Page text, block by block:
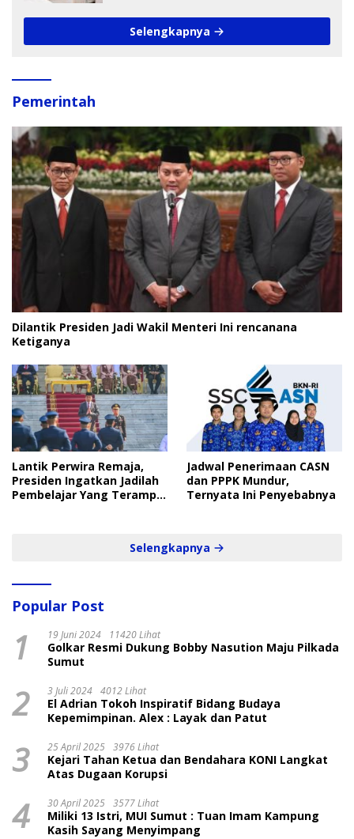
Selengkapnya
Pemerintah
Dilantik Presiden Jadi Wakil Menteri Ini rencanana
Ketiganya
Lantik Perwira Remaja,
Presiden Ingatkan Jadilah
Pembelajar Yang Terampil
Jadwal Penerimaan CASN
dan PPPK Mundur,
Ternyata Ini Penyebabnya
Selengkapnya
Popular Post
1 19 Juni 2024 11420 Lihat
Golkar Resmi Dukung Bobby Nasution Maju Pilkada
Sumut
2 3 Juli 2024 4012 Lihat
El Adrian Tokoh Inspiratif Bidang Budaya
Kepemimpinan. Alex : Layak dan Patut
3 25 April 2025 3976 Lihat
Kejari Tahan Ketua dan Bendahara KONI Langkat
Atas Dugaan Korupsi
4 30 April 2025 3577 Lihat
Miliki 13 Istri, MUI Sumut : Tuan Imam Kampung
Kasih Sayang Menyimpang